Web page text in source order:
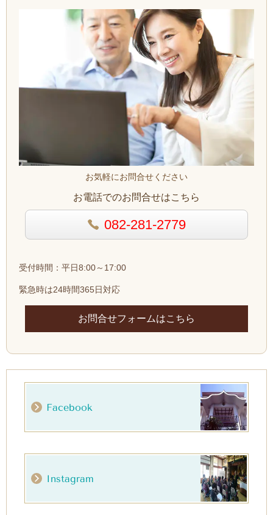
お気軽にお問合せください
お電話でのお問合せはこちら
082-281-2779
受付時間：平日8:00～17:00
緊急時は24時間365日対応
お問合せフォームはこちら
Facebook
Instagram